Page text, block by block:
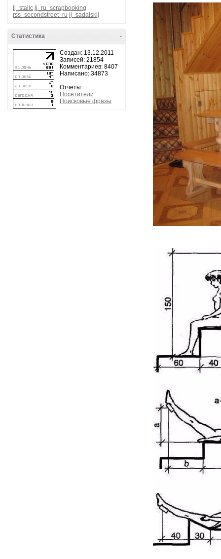
lj_stalic lj_ru_scrapbooking
rss_secondstreet_ru lj_sadalskij
-
Статистика
Создан: 13.12.2011
Записей: 21854
Комментариев: 8407
Написано: 34873
Отчеты:
Посетители
Поисковые фразы